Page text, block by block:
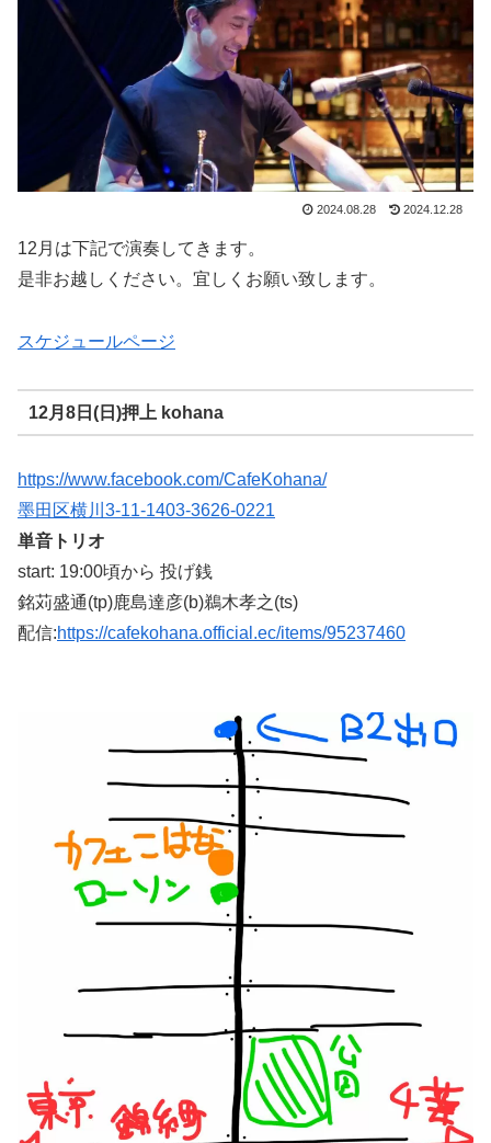
2024.08.28 2024.12.28
12月は下記で演奏してきます。
是非お越しください。宜しくお願い致します。
スケジュールページ
12月8日(日)押上 kohana
https://www.facebook.com/CafeKohana/
墨田区横川3-11-1403-3626-0221
単音トリオ
start: 19:00頃から 投げ銭
銘苅盛通(tp)鹿島達彦(b)鵜木孝之(ts)
配信:https://cafekohana.official.ec/items/95237460